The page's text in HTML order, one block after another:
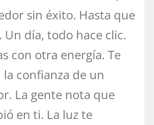
sin éxito. Hasta que
Un día, todo hace clic.
con otra energía. Te
la confianza de un
La gente nota que
en ti. La luz te